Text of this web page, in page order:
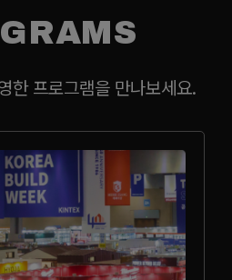
한 프로그램을 만나보세요.